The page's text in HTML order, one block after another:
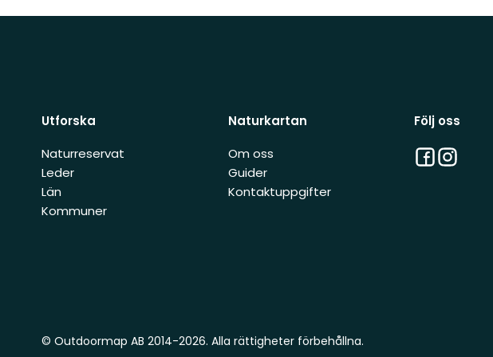
Utforska
Naturreservat
Leder
Län
Kommuner
Naturkartan
Om oss
Guider
Kontaktuppgifter
Följ oss
Facebook
Instagram
© Outdoormap AB 2014-2026. Alla rättigheter förbehållna.